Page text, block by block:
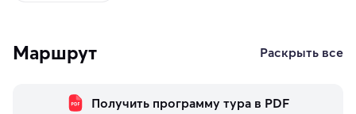
Маршрут Раскрыть все
Получить программу тура в PDF